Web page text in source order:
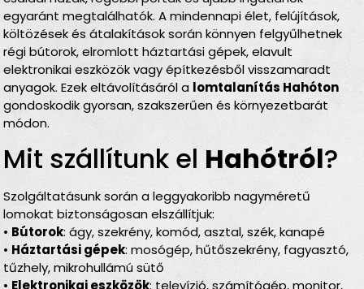
egyaránt megtalálhatók. A mindennapi élet, felújítások,
költözések és átalakítások során könnyen felgyűlhetnek
régi bútorok, elromlott háztartási gépek, elavult
elektronikai eszközök vagy építkezésből visszamaradt
anyagok. Ezek eltávolításáról a lomtalanítás Hahóton
gondoskodik gyorsan, szakszerűen és környezetbarát
módon.
Mit szállítunk el Hahótról?
Szolgáltatásunk során a leggyakoribb nagyméretű
lomokat biztonságosan elszállítjuk:
• Bútorok: ágy, szekrény, komód, asztal, szék, kanapé
• Háztartási gépek: mosógép, hűtőszekrény, fagyasztó,
tűzhely, mikrohullámú sütő